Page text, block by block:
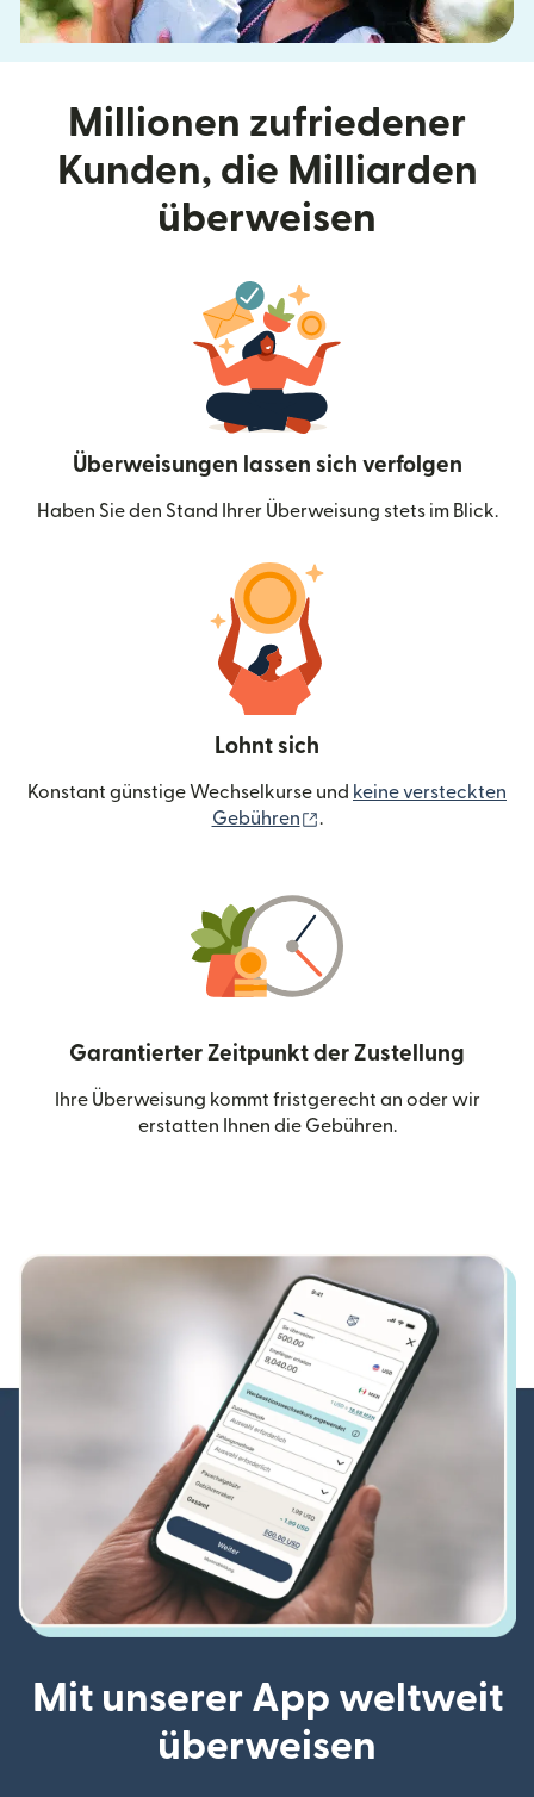
Millionen zufriedener
Kunden, die Milliarden
überweisen
Überweisungen lassen sich verfolgen
Haben Sie den Stand Ihrer Überweisung stets im Blick.
Lohnt sich
Konstant günstige Wechselkurse und keine versteckten
Gebühren
.
Garantierter Zeitpunkt der Zustellung
Ihre Überweisung kommt fristgerecht an oder wir
erstatten Ihnen die Gebühren.
Mit unserer App weltweit
überweisen